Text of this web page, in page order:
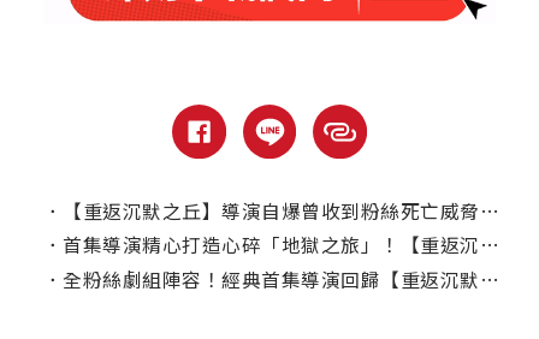
．
【重返沉默之丘】導演自爆曾收到粉絲死亡威脅：如果搞砸我會X了你！
． 首集導演精心打造心碎「地獄之旅」！【重返沉默之丘】全新預告喚回童年陰影
． 全粉絲劇組陣容！經典首集導演回歸【重返沉默之丘】挑戰電影改編極限